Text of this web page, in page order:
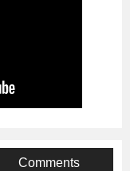
Comments